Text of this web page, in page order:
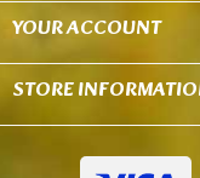
YOUR ACCOUNT
STORE